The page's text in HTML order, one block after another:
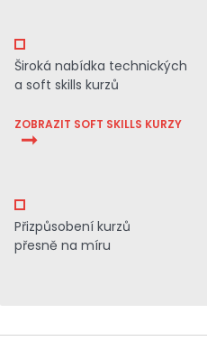
Široká nabídka technických
a soft skills kurzů
ZOBRAZIT SOFT SKILLS KURZY
Přizpůsobení kurzů
přesně na míru